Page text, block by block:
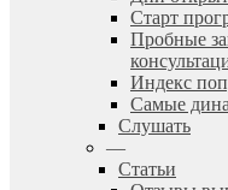
Старт
Пробные
Индекс
Самые
Слушать
—
Статьи